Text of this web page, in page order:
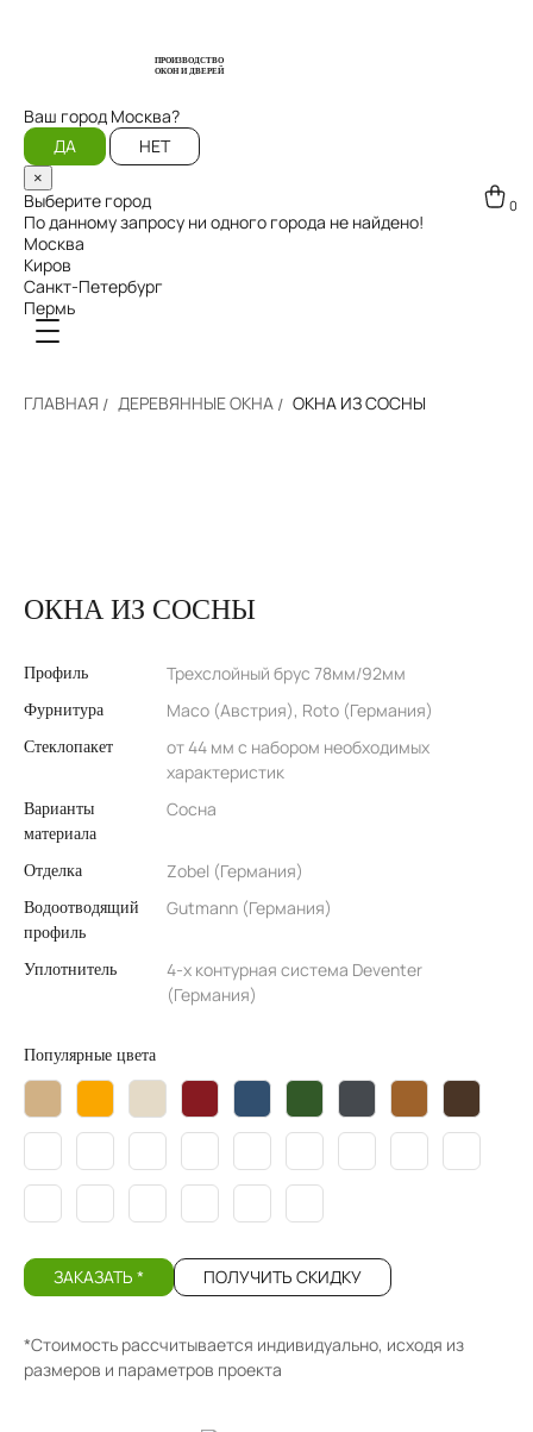
ПРОИЗВОДСТВО
ОКОН И ДВЕРЕЙ
Ваш город Москва?
ДА
НЕТ
×
Выберите город
По данному запросу ни одного города не найдено!
Москва
Киров
Санкт-Петербург
Пермь
0
ГЛАВНАЯ ДЕРЕВЯННЫЕ ОКНА ОКНА ИЗ СОСНЫ
ОКНА ИЗ СОСНЫ
Профиль Трехслойный брус 78мм/92мм
Фурнитура Maco (Австрия), Roto (Германия)
Стеклопакет
от 44 мм с набором необходимых
характеристик
Варианты
материала
Сосна
Отделка Zobel (Германия)
Водоотводящий
профиль
Gutmann (Германия)
Уплотнитель
4-х контурная система Deventer
(Германия)
Популярные цвета
ЗАКАЗАТЬ * ПОЛУЧИТЬ СКИДКУ
*Стоимость рассчитывается индивидуально, исходя из
размеров и параметров проекта